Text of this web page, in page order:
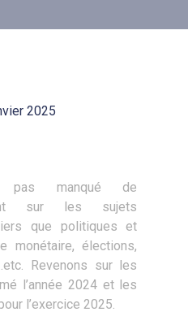
2025
pas manqué de
sur les sujets
que politiques et
monétaire, élections,
Revenons sur les
l’année 2024 et les
l’exercice 2025.